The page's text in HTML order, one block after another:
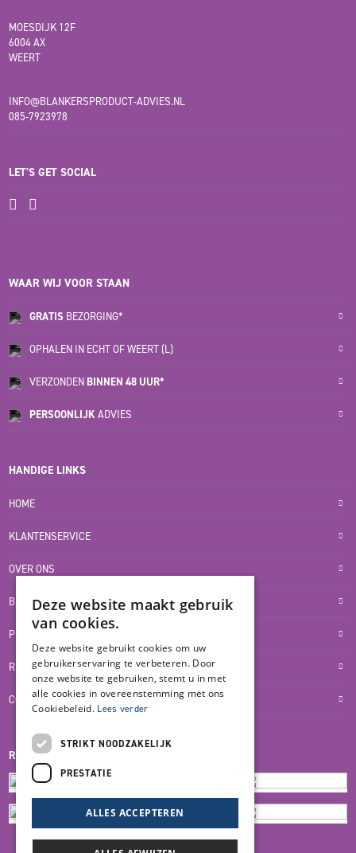
MOESDIJK 12F
6004 AX
WEERT
INFO@BLANKERSPRODUCT-ADVIES.NL
085-7923978
LET'S GET SOCIAL
WAAR WIJ VOOR STAAN
GRATIS BEZORGING*
OPHALEN IN ECHT OF WEERT (L)
VERZONDEN BINNEN 48 UUR*
PERSOONLIJKADVIES
HANDIGE LINKS
HOME
KLANTENSERVICE
OVER ONS
BLOG
PRIVACYVERKLARING
RETOUR- EN TERUGBETALINGSBELEID
COOKIES
REVIEWMERK
Deze website maakt gebruik
van cookies.
Deze website gebruikt cookies om uw
gebruikerservaring te verbeteren. Door
onze website te gebruiken, stemt u in met
alle cookies in overeenstemming met ons
Cookiebeleid. Lees verder
STRIKT NOODZAKELIJK
PRESTATIE
ALLES ACCEPTEREN